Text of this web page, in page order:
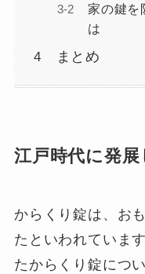
家の鍵を
は
まとめ
江戸時代に発
からくり錠は、お
たといわれていま
たからくり錠につ